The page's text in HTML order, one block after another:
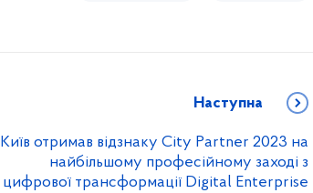
Наступна
Київ отримав відзнаку City Partner 2023 на
найбільшому професійному заході з
цифрової трансформації Digital Enterprise